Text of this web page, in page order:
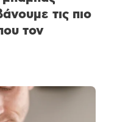
τις πιο
τον